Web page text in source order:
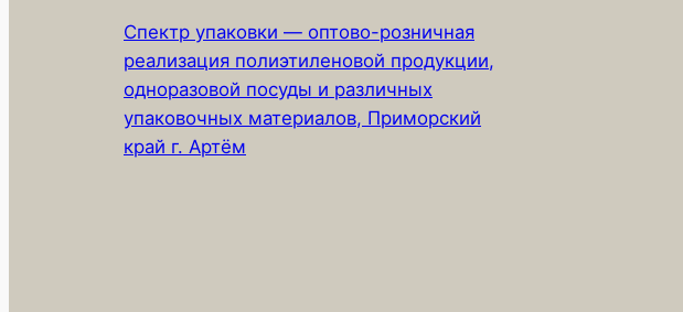
Спектр упаковки — оптово-розничная
реализация полиэтиленовой продукции,
одноразовой посуды и различных
упаковочных материалов, Приморский
край г. Артём